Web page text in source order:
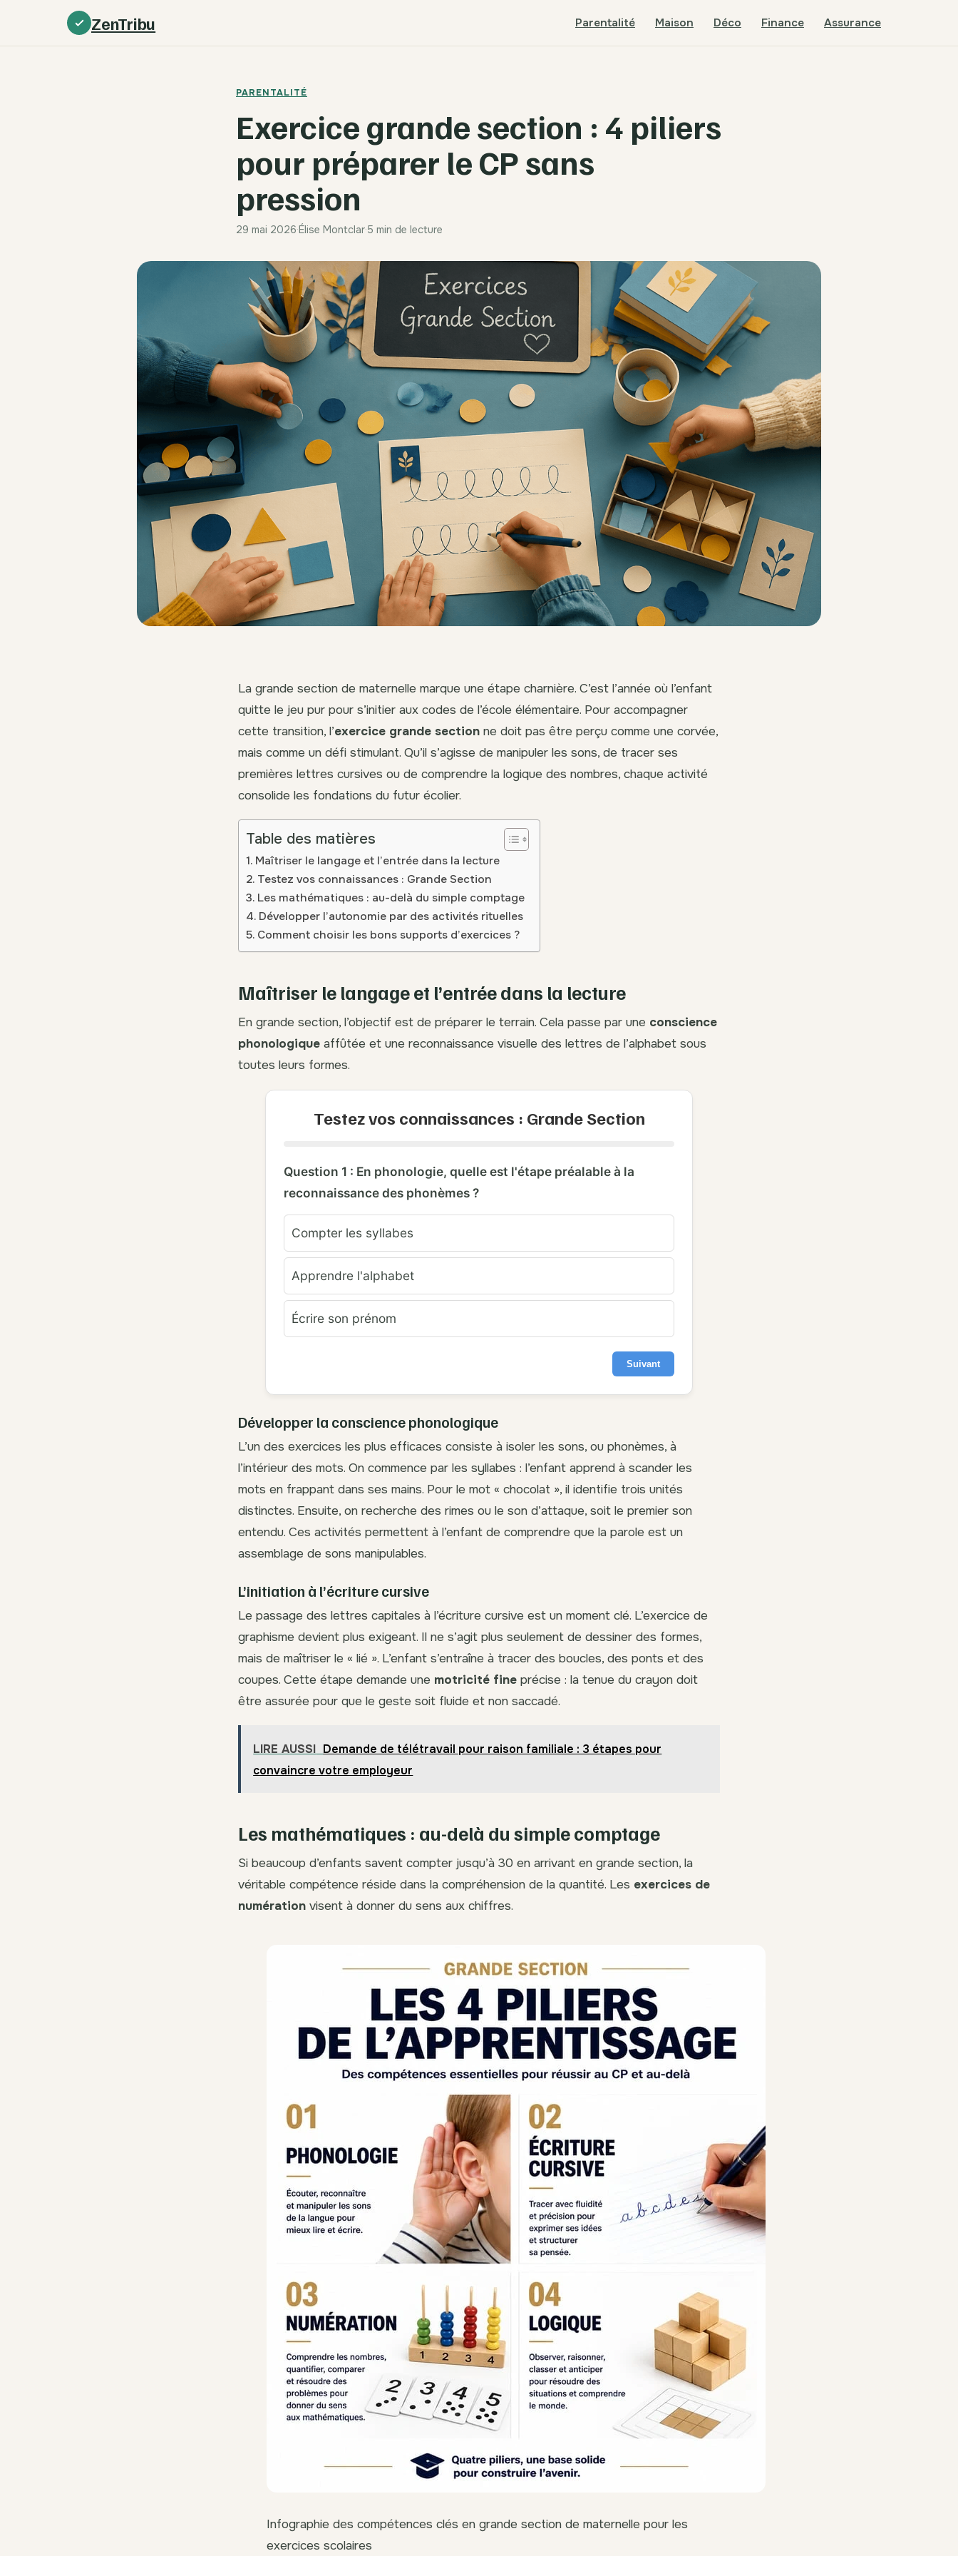
ZenTribu Parentalité Maison Déco Finance Assurance
PARENTALITÉ
Exercice grande section : 4 piliers
pour préparer le CP sans
pression
29 mai 2026·Élise Montclar·5 min de lecture
La grande section de maternelle marque une étape charnière. C’est l’année où l’enfant
quitte le jeu pur pour s’initier aux codes de l’école élémentaire. Pour accompagner
cette transition, l’exercice grande section ne doit pas être perçu comme une corvée,
mais comme un défi stimulant. Qu’il s’agisse de manipuler les sons, de tracer ses
premières lettres cursives ou de comprendre la logique des nombres, chaque activité
consolide les fondations du futur écolier.
Table des matières
Maîtriser le langage et l’entrée dans la lecture
Testez vos connaissances : Grande Section
Les mathématiques : au-delà du simple comptage
Développer l’autonomie par des activités rituelles
Comment choisir les bons supports d’exercices ?
Maîtriser le langage et l’entrée dans la lecture
En grande section, l’objectif est de préparer le terrain. Cela passe par une conscience
phonologique affûtée et une reconnaissance visuelle des lettres de l’alphabet sous
toutes leurs formes.
Testez vos connaissances : Grande Section
Question 1 : En phonologie, quelle est l'étape préalable à la
reconnaissance des phonèmes ?
Compter les syllabes
Apprendre l'alphabet
Écrire son prénom
Suivant
Développer la conscience phonologique
L’un des exercices les plus efficaces consiste à isoler les sons, ou phonèmes, à
l’intérieur des mots. On commence par les syllabes : l’enfant apprend à scander les
mots en frappant dans ses mains. Pour le mot « chocolat », il identifie trois unités
distinctes. Ensuite, on recherche des rimes ou le son d’attaque, soit le premier son
entendu. Ces activités permettent à l’enfant de comprendre que la parole est un
assemblage de sons manipulables.
L’initiation à l’écriture cursive
Le passage des lettres capitales à l’écriture cursive est un moment clé. L’exercice de
graphisme devient plus exigeant. Il ne s’agit plus seulement de dessiner des formes,
mais de maîtriser le « lié ». L’enfant s’entraîne à tracer des boucles, des ponts et des
coupes. Cette étape demande une motricité fine précise : la tenue du crayon doit
être assurée pour que le geste soit fluide et non saccadé.
LIRE AUSSI Demande de télétravail pour raison familiale : 3 étapes pour
convaincre votre employeur
Les mathématiques : au-delà du simple comptage
Si beaucoup d’enfants savent compter jusqu’à 30 en arrivant en grande section, la
véritable compétence réside dans la compréhension de la quantité. Les exercices de
numération visent à donner du sens aux chiffres.
Infographie des compétences clés en grande section de maternelle pour les
exercices scolaires